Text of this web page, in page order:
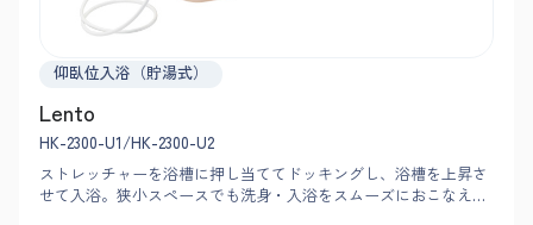
仰臥位入浴（貯湯式）
Lento
HK-2300-U1/HK-2300-U2
ストレッチャーを浴槽に押し当ててドッキングし、浴槽を上昇さ
せて入浴。狭小スペースでも洗身・入浴をスムーズにおこなえる